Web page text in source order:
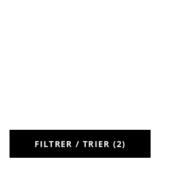
FILTRER / TRIER (2)